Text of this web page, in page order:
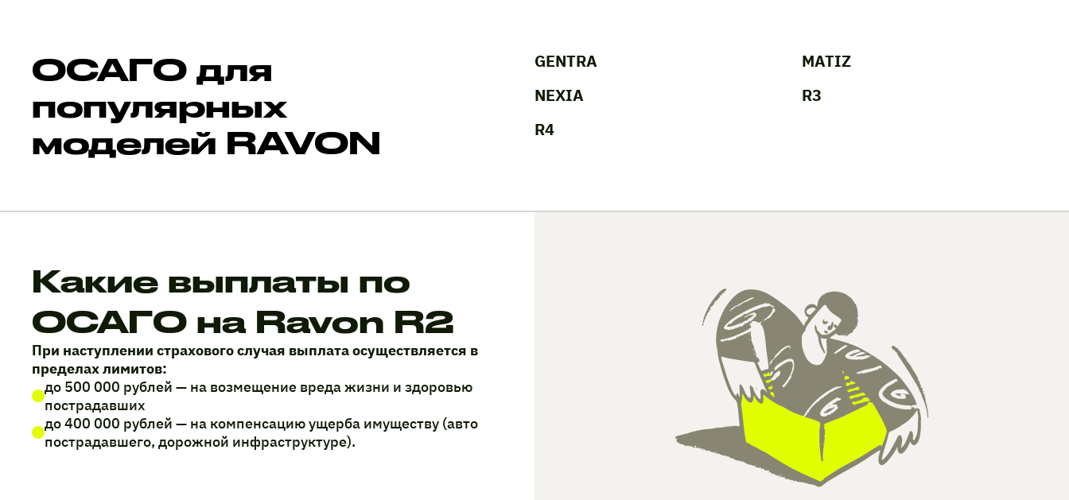
ОСАГО для
популярных
моделей RAVON
GENTRA
MATIZ
NEXIA
R3
R4
Какие выплаты по
ОСАГО на Ravon R2
При наступлении страхового случая выплата осуществляется в
пределах лимитов:
до 500 000 рублей — на возмещение вреда жизни и здоровью
пострадавших
до 400 000 рублей — на компенсацию ущерба имуществу (авто
пострадавшего, дорожной инфраструктуре).